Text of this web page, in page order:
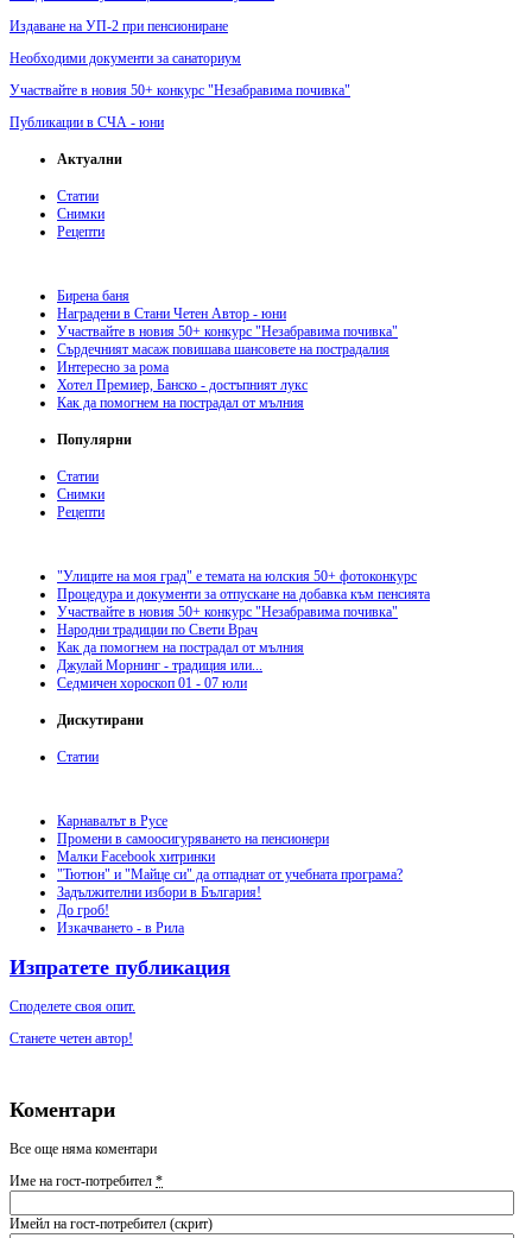
Издаване на УП-2 при пенсиониране
Необходими документи за санаториум
Участвайте в новия 50+ конкурс "Незабравима почивка"
Публикации в СЧА - юни
Актуални
Статии
Снимки
Рецепти
Бирена баня
Наградени в Стани Четен Автор - юни
Участвайте в новия 50+ конкурс "Незабравима почивка"
Сърдечният масаж повишава шансовете на пострадалия
Интересно за рома
Хотел Премиер, Банско - достъпният лукс
Как да помогнем на пострадал от мълния
Популярни
Статии
Снимки
Рецепти
"Улиците на моя град" е темата на юлския 50+ фотоконкурс
Процедура и документи за отпускане на добавка към пенсията
Участвайте в новия 50+ конкурс "Незабравима почивка"
Народни традиции по Свети Врач
Как да помогнем на пострадал от мълния
Джулай Морнинг - традиция или...
Седмичен хороскоп 01 - 07 юли
Дискутирани
Статии
Карнавалът в Русе
Промени в самоосигуряването на пенсионери
Малки Facebook хитринки
"Тютюн" и "Майце си" да отпаднат от учебната програма?
Задължителни избори в България!
До гроб!
Изкачването - в Рила
Изпратете публикация
Споделете своя опит.
Станете четен автор!
Коментари
Все още няма коментари
Име на гост-потребител *
Имейл на гост-потребител (скрит)